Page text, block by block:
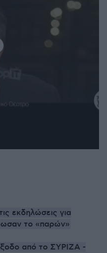
εκδηλώσεις για
το «παρών»
από το ΣΥΡΙΖΑ -